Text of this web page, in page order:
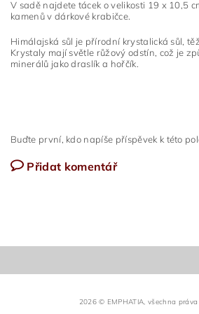
V sadě najdete tácek o velikosti 19 x 10,5
kamenů v dárkové krabičce.
Himálajská sůl je přírodní krystalická sůl,
Krystaly mají světle růžový odstín, což je
minerálů jako draslík a hořčík.
Buďte první, kdo napíše příspěvek k této
Přidat komentář
2026 © EMPHATIA, všechna